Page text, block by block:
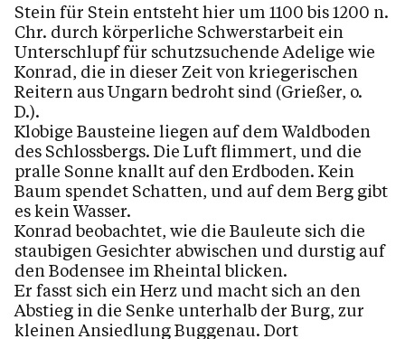
Kalender
Personen
Kontakt
Stein für Stein entsteht hier um 1100 bis 1200 n.
Chr. durch körperliche Schwerstarbeit ein
Unterschlupf für schutzsuchende Adelige wie
Konrad, die in dieser Zeit von kriegerischen
Reitern aus Ungarn bedroht sind (Grießer, o.
D.).
Klobige Bausteine liegen auf dem Waldboden
des Schlossbergs. Die Luft flimmert, und die
pralle Sonne knallt auf den Erdboden. Kein
Baum spendet Schatten, und auf dem Berg gibt
es kein Wasser.
Konrad beobachtet, wie die Bauleute sich die
staubigen Gesichter abwischen und durstig auf
den Bodensee im Rheintal blicken.
Er fasst sich ein Herz und macht sich an den
Abstieg in die Senke unterhalb der Burg, zur
kleinen Ansiedlung Buggenau. Dort